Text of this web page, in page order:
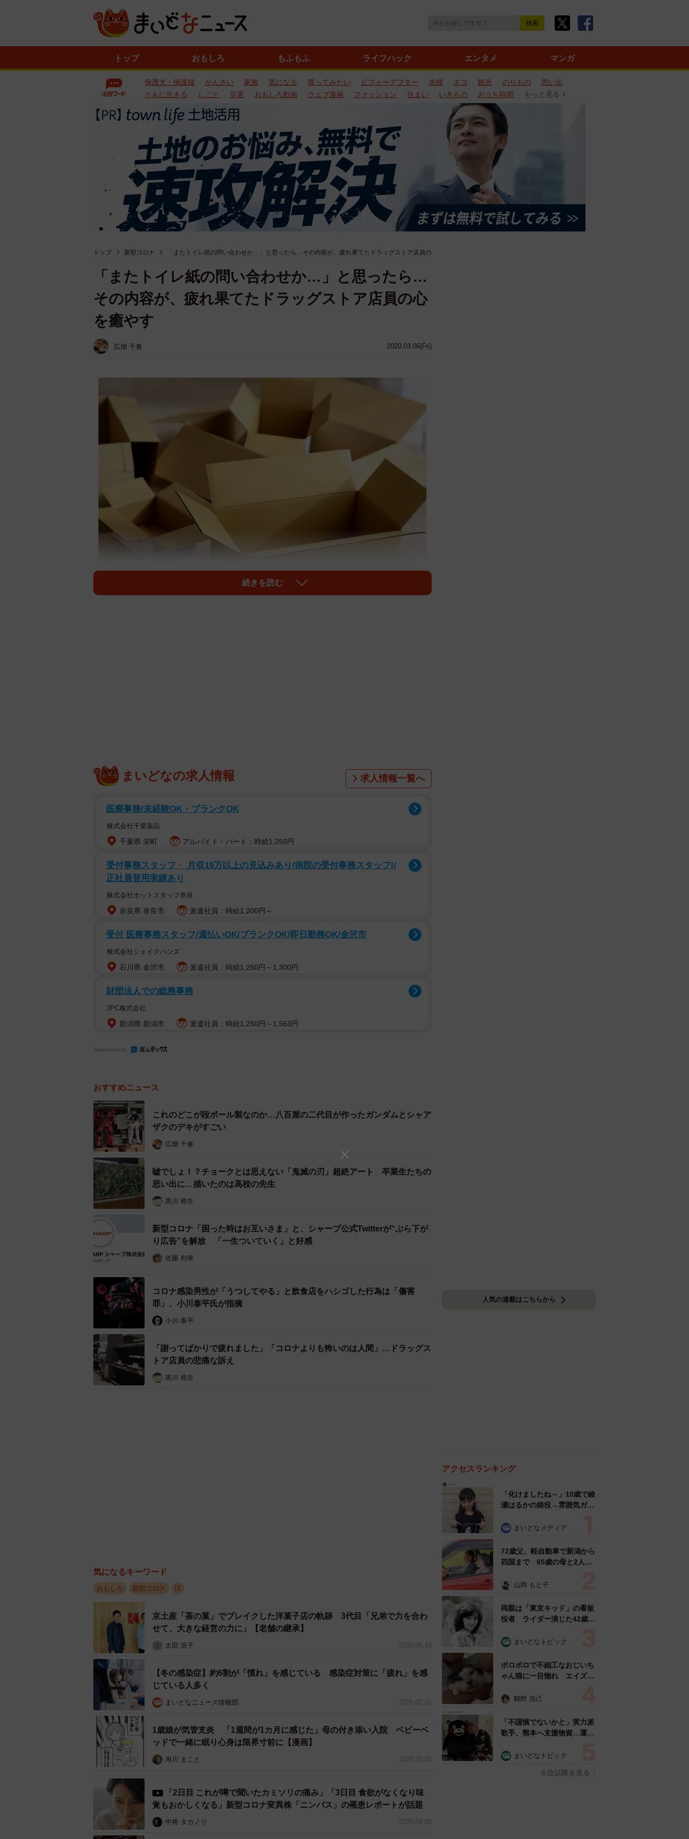
トップ おもしろ もふもふ ライフハック エンタメ マンガ
保護犬・保護猫 かんさい 家族 気になる 買ってみたい ビフォーアフター 夫婦 ネコ 観光 のりもの
思い出
ともに生きる
しごと 災害 おもしろ動画 ウェブ漫画 ファッション 住まい いきもの おうち時間 もっと見る
トップ 新型コロナ 「またトイレ紙の問い合わせか…」と思ったら…その内容が、疲れ果てたドラッグストア店員の
2020.03.06(Fri)
「またトイレ紙の問い合わせか…」と思ったら…
その内容が、疲れ果てたドラッグストア店員の心
を癒やす
広畑 千春
す。
👧「あのぉ…トイレットペーパーやボックスティッシュ…」
😼「（また問い合わせか〜）」
👧「が入ってるような大きなダンボール沢山余ってないでしょう
りたい』と言って…」
— 希緒 (@as_afetida)
このお母さんの言葉に希緒さんの姉は、「はぁい、喜んで！在庫かき集めて沢山用意して
おきますね！」と即答。「カゴ車一台分用意して取りに来たお母さんにお渡しした」とい
イベント自粛に一斉休校の混乱、買い占め騒動…と殺伐とした空気が蔓延する中、ほほえ
ましい母娘と希緒さんの姉の姿が目に浮かぶようなこのツイートは、ユーザーの心に染み入
るかのように瞬く間に広がり、これまでに3.6万リツイートと12.6万の「いいね」が。今も
伸び続け、リプ欄には「心がぽかぽかした」「楽しそう」「子どもは国の宝っす！」といっ
た声が続々と。同じく毎日のように問い合わせに追われるスーパーなどの店員からの涙ぐま
ってカゴ車一台分用意して取りに来たお母さんにお渡ししたそうで。
👧「こんなに沢山有難うございます！」
😊「素敵なおうちできるといいですね！」
— 希緒 (@as_afetida) March 5, 2020
希緒さんによると「姉の職場は開店１時間前ぐらいから並んでる方々がいるらしく、早朝
出勤して列整理に出ていた」とも。「姉曰く、『在庫の問い合わせや朝早くから並ぶ方々の
問い合わせが多いので大変』だそうです」といい、「このコロナのせいで問い合わせが多く
て、半ばノイローゼ気味だった殺伐としたドラッグストアで非常に癒やされた―と、ここ一
週間ぐらいの激務で疲れ果てて痙攣（けいれん）しながら申しておりました…」といいま
話題になったことについて、希緒さんの姉は「今回の件につきまして、連日新型コロナウ
イルスの鬱々とした話題が多い中、多少なりとも温かい気持ちをおすそ分けできれば幸いで
す」とコメント。さらに「連日報道で『ティッシュやトイレットペーパーが品薄』などの報
道がされておりますが、実際は毎日入荷しており、企業も通常より万全の体制で出荷を行っ
ております。皆さんがデマに踊らされること無く適量を購入していればすべての人にいきわ
たる量は確実に用意されておりますので、正しい情報をしっかりと確認してご対応頂けるよ
う願うとともに、各報道関係に対して不安をあおるような報道ではなく、消費者を安心させ
続きを読む
まいどなの求人情報 求人情報一覧へ
医療事務/未経験OK・ブランクOK
株式会社千葉薬品
千葉県 栄町 アルバイト・パート：時給1,250円
受付事務スタッフ・ 月収19万以上の見込みあり/病院の受付事務スタッフ!/
正社員登用実績あり
株式会社ホットスタッフ奈良
奈良県 奈良市 派遣社員：時給1,200円～
受付 医療事務スタッフ/週払いOK/ブランクOK/即日勤務OK/金沢市
株式会社シェイクハンズ
石川県 金沢市 派遣社員：時給1,250円～1,300円
財団法人での総務事務
JPC株式会社
新潟県 新潟市 派遣社員：時給1,250円～1,563円
Sponsored by
おすすめニュース
これのどこが段ボール製なのか…八百屋の二代目が作ったガンダムとシャア
ザクのデキがすごい
広畑 千春
嘘でしょ！？チョークとは思えない「鬼滅の刃」超絶アート 卒業生たちの
思い出に…描いたのは高校の先生
黒川 裕生
新型コロナ「困った時はお互いさま」と、シャープ公式Twitterが“ぶら下が
り広告”を解放 「一生ついていく」と好感
佐藤 利幸
コロナ感染男性が「うつしてやる」と飲食店をハシゴした行為は「傷害
罪」、小川泰平氏が指摘
小川 泰平
「謝ってばかりで疲れました」「コロナよりも怖いのは人間」…ドラッグス
トア店員の悲痛な訴え
黒川 裕生
気になるキーワード
おもしろ 新型コロナ IT
京土産「茶の菓」でブレイクした洋菓子店の軌跡 3代目「兄弟で力を合わ
せて、大きな経営の力に」【老舗の継承】
太田 浩子 2026.06.10
【冬の感染症】約6割が「慣れ」を感じている 感染症対策に「疲れ」を感
じている人多く
まいどなニュース情報部 2026.02.01
1歳娘が気管支炎 「1週間が1カ月に感じた」母の付き添い入院 ベビーベ
ッドで一緒に眠り心身は限界寸前に【漫画】
海川 まこと 2025.11.01
「2日目 これが噂で聞いたカミソリの痛み」「3日目 食欲がなくなり味
覚もおかしくなる」新型コロナ変異株「ニンバス」の罹患レポートが話題
中将 タカノリ 2025.09.08
人気の連載はこちらから
アクセスランキング
「化けましたね～」10歳で綾
瀬はるかの娘役→雰囲気ガラ
雰囲気が」「宝塚に入れそ
まいどなメディア
72歳父、軽自動車で新潟から
四国まで 65歳の母と2人で
憩まで分刻み… 「大学生で
山岡 もと子
両親は「東京キッド」の看板
役者 ライダー演じた42歳元
ングフォト」計画を明言
む」
まいどなトピック
ボロボロで不細工なおじいち
ゃん猫に一目惚れ エイズだ
暮らすと「おじ猫」だって可
鶴野 浩己
「不謹慎でないかと」実力派
歌手、熊本へ支援物資…運搬
めらい 「痛いほど伝わる」
まいどなトピック
６位以降を見る